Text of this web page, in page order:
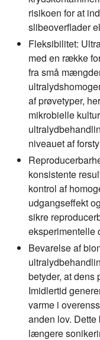
risikoen for at
slibeoverflader
Fleksibilitet:
med en række
fra små
af prøvetyper,
mikrobielle
niveauet af
konsistente
kontrol af
udgangseffekt
sikre
eksperimentelle
Bevarelse af
betyder, at dens
Imidlertid
varme i
anden lov.
længere